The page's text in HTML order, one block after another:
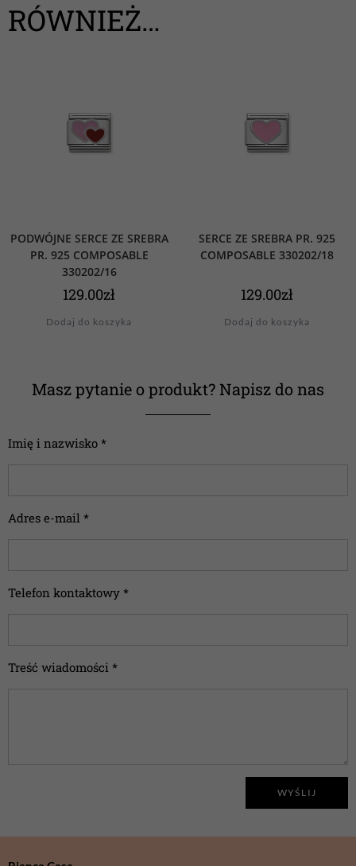
RÓWNIEŻ…
PODWÓJNE SERCE ZE SREBRA
PR. 925 COMPOSABLE
330202/16
129.00zł
Dodaj do koszyka
SERCE ZE SREBRA PR. 925
COMPOSABLE 330202/18
129.00zł
Dodaj do koszyka
Masz pytanie o produkt? Napisz do nas
Imię i nazwisko *
Adres e-mail *
Telefon kontaktowy *
Treść wiadomości *
WYŚLIJ